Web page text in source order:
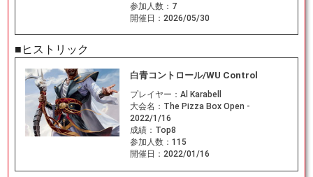
参加人数： 7
開催日： 2026/05/30
■ヒストリック
白青コントロール/WU Control
プレイヤー： Al Karabell
大会名： The Pizza Box Open -
2022/1/16
成績： Top8
参加人数： 115
開催日： 2022/01/16